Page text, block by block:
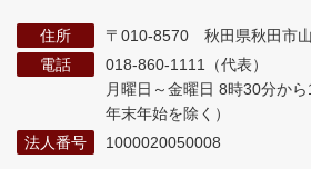
住所
〒010-8570 秋田県秋田市
電話
018-860-1111（代表）
月曜日～金曜日 8時30分か
年末年始を除く）
法人番号
1000020050008